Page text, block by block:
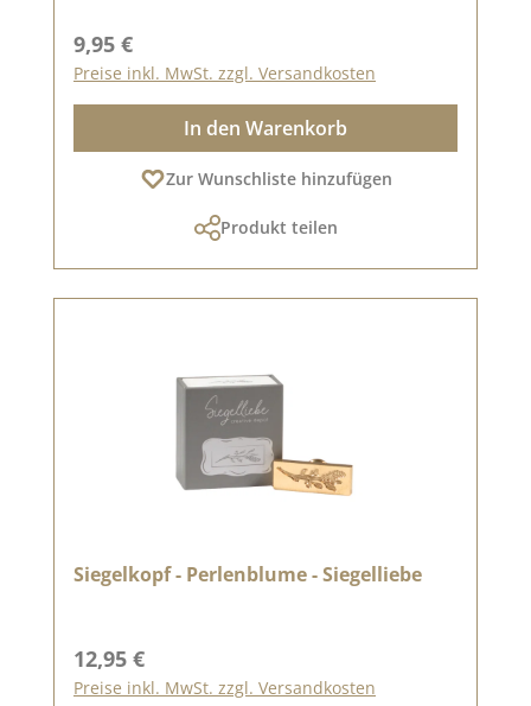
Regulärer Preis:
9,95 €
Preise inkl. MwSt. zzgl. Versandkosten
In den Warenkorb
Zur Wunschliste hinzufügen
Produkt teilen
Siegelkopf - Perlenblume - Siegelliebe
Regulärer Preis:
12,95 €
Preise inkl. MwSt. zzgl. Versandkosten